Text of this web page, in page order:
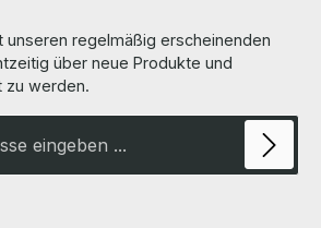
unseren regelmäßig erscheinenden
über neue Produkte und
zu werden.